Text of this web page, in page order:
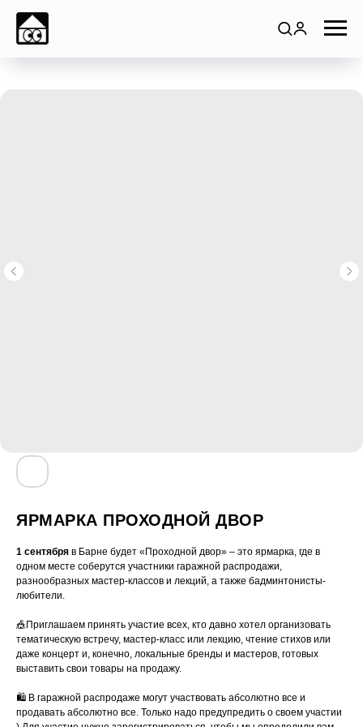
ЯРМАРКА ПРОХОДНОЙ ДВОР
1 сентября в Барне будет «Проходной двор» – это ярмарка, где в
одном месте соберутся участники гаражной распродажи,
разнообразных мастер-классов и лекций, а также бадминтонисты-
любители.
🎪Приглашаем принять участие всех, кто давно хотел организовать
тематическую встречу, мастер-класс или лекцию, чтение стихов или
даже концерт и, конечно, локальные бренды и мастеров, готовых
выставить свои товары на продажу.
🛍️ В гаражной распродаже могут участвовать абсолютно все и
продавать абсолютно все. Только надо предупредить о своем участии